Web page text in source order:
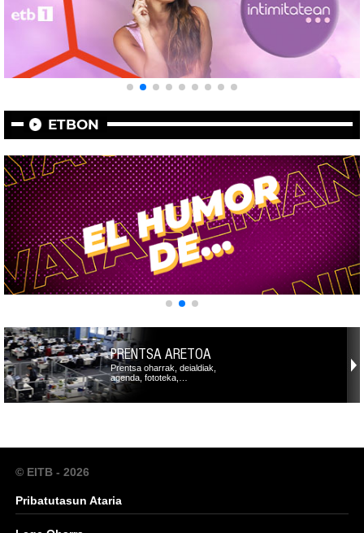
ETBON
PRENTSA ARETOA
Prentsa oharrak, deialdiak,
agenda, fototeka,…
© EITB - 2026
Pribatutasun Ataria